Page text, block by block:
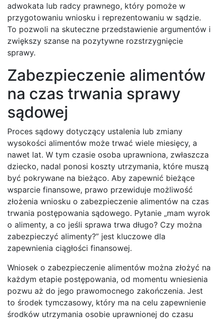
adwokata lub radcy prawnego, który pomoże w
przygotowaniu wniosku i reprezentowaniu w sądzie.
To pozwoli na skuteczne przedstawienie argumentów i
zwiększy szanse na pozytywne rozstrzygnięcie
sprawy.
Zabezpieczenie alimentów
na czas trwania sprawy
sądowej
Proces sądowy dotyczący ustalenia lub zmiany
wysokości alimentów może trwać wiele miesięcy, a
nawet lat. W tym czasie osoba uprawniona, zwłaszcza
dziecko, nadal ponosi koszty utrzymania, które muszą
być pokrywane na bieżąco. Aby zapewnić bieżące
wsparcie finansowe, prawo przewiduje możliwość
złożenia wniosku o zabezpieczenie alimentów na czas
trwania postępowania sądowego. Pytanie „mam wyrok
o alimenty, a co jeśli sprawa trwa długo? Czy można
zabezpieczyć alimenty?” jest kluczowe dla
zapewnienia ciągłości finansowej.
Wniosek o zabezpieczenie alimentów można złożyć na
każdym etapie postępowania, od momentu wniesienia
pozwu aż do jego prawomocnego zakończenia. Jest
to środek tymczasowy, który ma na celu zapewnienie
środków utrzymania osobie uprawnionej do czasu